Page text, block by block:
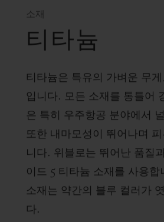
소재
티타늄
티타늄은 특유의 가벼운 무
입니다. 모든 소재를 통틀어
은 특히 우주항공 분야에서
또한 내마모성이 뛰어나며
니다. 위블로는 뛰어난 품질
이드 5 티타늄 소재를 사용
소재는 약간의 블루 컬러가
다.